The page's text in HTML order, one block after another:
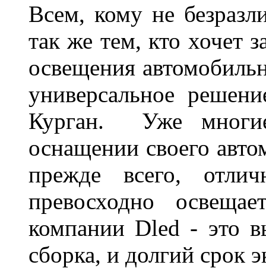
Всем, кому не
так же тем, кто хочет
освещения
универсальное
Курган. Уже многие
оснащении своего
прежде всего,
превосходно
компании Dled - это
сборка, и долгий срок